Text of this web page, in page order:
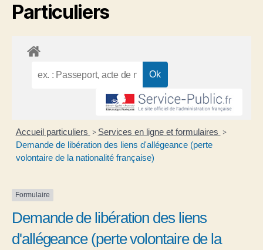
Particuliers
Accueil particuliers > Services en ligne et formulaires >
Demande de libération des liens d'allégeance (perte
volontaire de la nationalité française)
Formulaire
Demande de libération des liens
d'allégeance (perte volontaire de la